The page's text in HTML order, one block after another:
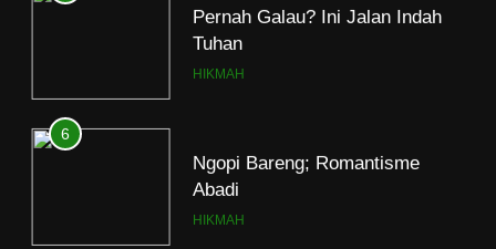
Pernah Galau? Ini Jalan Indah
Tuhan
6
Ngopi Bareng; Romantisme
Abadi